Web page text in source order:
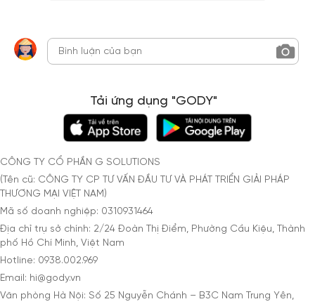
Tải ứng dụng "GODY"
CÔNG TY CỔ PHẦN G SOLUTIONS
(Tên cũ: CÔNG TY CP TƯ VẤN ĐẦU TƯ VÀ PHÁT TRIỂN GIẢI PHÁP
THƯƠNG MẠI VIỆT NAM)
Mã số doanh nghiệp: 0310931464
Địa chỉ trụ sở chính: 2/24 Đoàn Thị Điểm, Phường Cầu Kiệu, Thành
phố Hồ Chí Minh, Việt Nam
Hotline: 0938.002.969
Email: hi@gody.vn
Văn phòng Hà Nội: Số 25 Nguyễn Chánh – B3C Nam Trung Yên,